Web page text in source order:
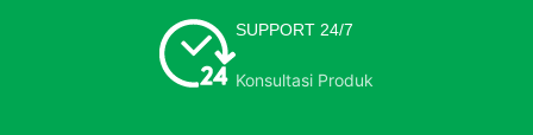
SUPPORT 24/7
Konsultasi Produk